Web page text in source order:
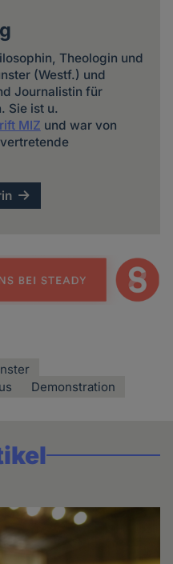
Theologin und
(Westf.) und
Journalistin für
Sie ist u.
MIZ und war von
Demonstration